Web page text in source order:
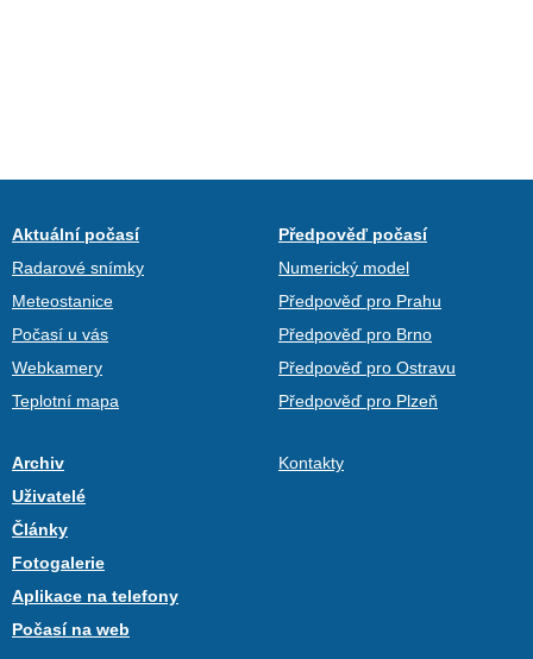
Aktuální počasí
Radarové snímky
Meteostanice
Počasí u vás
Webkamery
Teplotní mapa
Předpověď počasí
Numerický model
Předpověď pro Prahu
Předpověď pro Brno
Předpověď pro Ostravu
Předpověď pro Plzeň
Archiv
Uživatelé
Články
Fotogalerie
Aplikace na telefony
Počasí na web
Kontakty